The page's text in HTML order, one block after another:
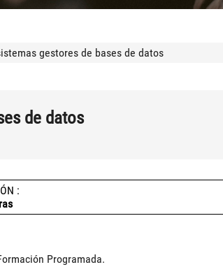
gestores de bases de datos
de datos
:
Programada.